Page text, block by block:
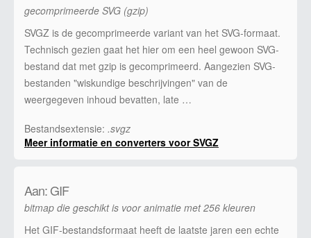
gecomprimeerde SVG (gzip)
SVGZ is de gecomprimeerde variant van het SVG-formaat.
Technisch gezien gaat het hier om een heel gewoon SVG-
bestand dat met gzip is gecomprimeerd. Aangezien SVG-
bestanden "wiskundige beschrijvingen" van de
weergegeven inhoud bevatten, late …
Bestandsextensie: .svgz
Meer informatie en converters voor SVGZ
Aan: GIF
bitmap die geschikt is voor animatie met 256 kleuren
Het GIF-bestandsformaat heeft de laatste jaren een echte